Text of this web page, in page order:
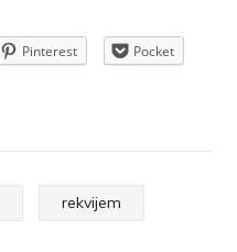
Pinterest
Pocket
rekvijem